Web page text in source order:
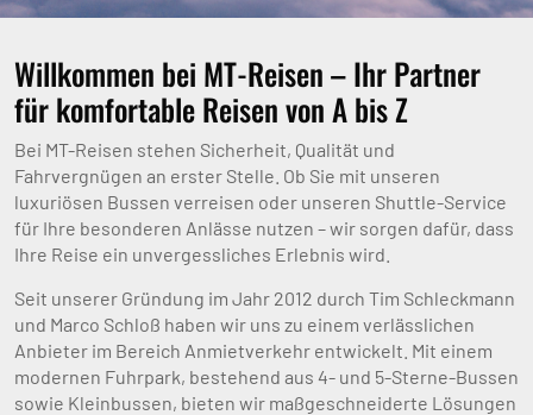
Willkommen bei MT-Reisen – Ihr Partner
für komfortable Reisen von A bis Z
Bei MT-Reisen stehen Sicherheit, Qualität und
Fahrvergnügen an erster Stelle. Ob Sie mit unseren
luxuriösen Bussen verreisen oder unseren Shuttle-Service
für Ihre besonderen Anlässe nutzen – wir sorgen dafür, dass
Ihre Reise ein unvergessliches Erlebnis wird.
Seit unserer Gründung im Jahr 2012 durch Tim Schleckmann
und Marco Schloß haben wir uns zu einem verlässlichen
Anbieter im Bereich Anmietverkehr entwickelt. Mit einem
modernen Fuhrpark, bestehend aus 4- und 5-Sterne-Bussen
sowie Kleinbussen, bieten wir maßgeschneiderte Lösungen